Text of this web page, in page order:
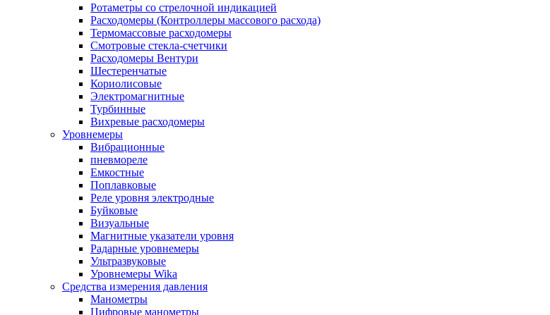
Ротаметры со стрелочной индикацией
Расходомеры (Контроллеры массового расхода)
Термомассовые расходомеры
Смотровые стекла-счетчики
Расходомеры Вентури
Шестеренчатые
Кориолисовые
Электромагнитные
Турбинные
Вихревые расходомеры
Уровнемеры
Вибрационные
пневмореле
Емкостные
Поплавковые
Реле уровня электродные
Буйковые
Визуальные
Магнитные указатели уровня
Радарные уровнемеры
Ультразвуковые
Уровнемеры Wika
Средства измерения давления
Манометры
Цифровые манометры